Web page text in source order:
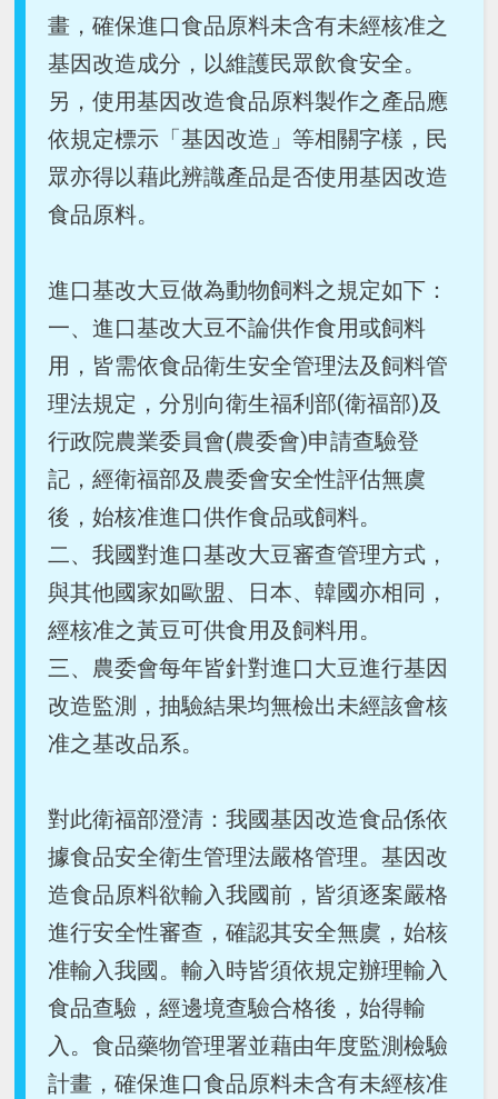
畫，確保進口食品原料未含有未經核准之
基因改造成分，以維護民眾飲食安全。
另，使用基因改造食品原料製作之產品應
依規定標示「基因改造」等相關字樣，民
眾亦得以藉此辨識產品是否使用基因改造
食品原料。
進口基改大豆做為動物飼料之規定如下：
一、進口基改大豆不論供作食用或飼料
用，皆需依食品衛生安全管理法及飼料管
理法規定，分別向衛生福利部(衛福部)及
行政院農業委員會(農委會)申請查驗登
記，經衛福部及農委會安全性評估無虞
後，始核准進口供作食品或飼料。
二、我國對進口基改大豆審查管理方式，
與其他國家如歐盟、日本、韓國亦相同，
經核准之黃豆可供食用及飼料用。
三、農委會每年皆針對進口大豆進行基因
改造監測，抽驗結果均無檢出未經該會核
准之基改品系。
對此衛福部澄清：我國基因改造食品係依
據食品安全衛生管理法嚴格管理。基因改
造食品原料欲輸入我國前，皆須逐案嚴格
進行安全性審查，確認其安全無虞，始核
准輸入我國。輸入時皆須依規定辦理輸入
食品查驗，經邊境查驗合格後，始得輸
入。食品藥物管理署並藉由年度監測檢驗
計畫，確保進口食品原料未含有未經核准